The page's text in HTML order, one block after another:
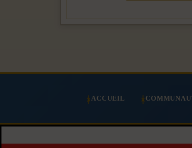
ACCUEIL